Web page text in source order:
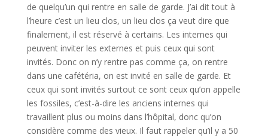
de quelqu’un qui rentre en salle de garde. J’ai dit tout à
l’heure c’est un lieu clos, un lieu clos ça veut dire que
finalement, il est réservé à certains. Les internes qui
peuvent inviter les externes et puis ceux qui sont
invités. Donc on n’y rentre pas comme ça, on rentre
dans une cafétéria, on est invité en salle de garde. Et
ceux qui sont invités surtout ce sont ceux qu’on appelle
les fossiles, c’est-à-dire les anciens internes qui
travaillent plus ou moins dans l’hôpital, donc qu’on
considère comme des vieux. Il faut rappeler qu’il y a 50